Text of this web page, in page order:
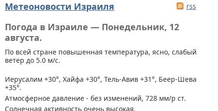
Метеоновости Израиля rss
Погода в Израиле — Понедельник, 12
августа.
По всей стране повышенная температура, ясно, слабый
ветер до 5.0 м/с.
Иерусалим +30°, Хайфа +30°, Тель-Авив +31°, Беер-Шева
+35°.
Атмосферное давление - без изменений, 728 мм/р ст.
Солнечная активность очень высокая.